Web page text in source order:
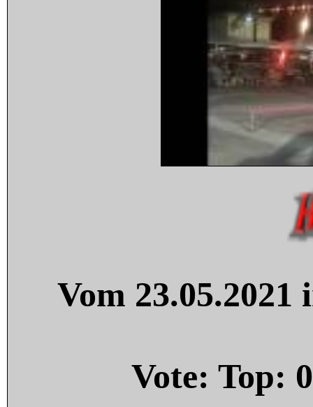
Vom
Vote: Top: 0